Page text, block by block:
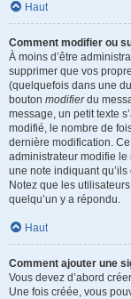
Haut
Comment modifier ou
À moins d’être
supprimer que vos
(quelquefois dans une
bouton modifierdu
message, un petit texte
modifié, le nombre de
dernière modification.
administrateur modifie
une note indiquant
Notez que les
quelqu’un y a répondu.
Haut
Comment ajouter une
Vous devez d’abord
Une fois créée, vous